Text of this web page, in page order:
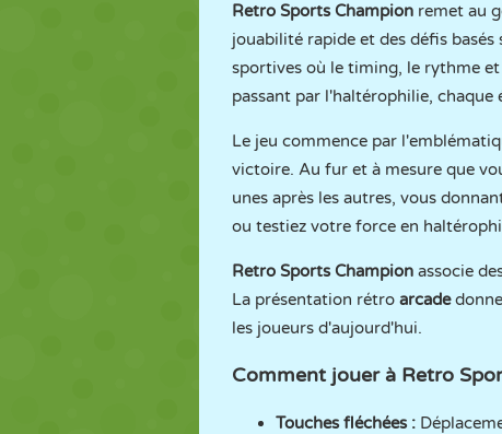
Retro Sports Champion remet au
jouabilité rapide et des défis
sportives où le timing, le rythme
passant par l'haltérophilie,
Le jeu commence par
victoire. Au fur et à mesure que
unes après les autres, vous
ou testiez votre force en
Retro Sports Champion associe
La présentation rétro arcade
les joueurs d'aujourd'hui.
Comment jouer à Retro
Touches fléchées :